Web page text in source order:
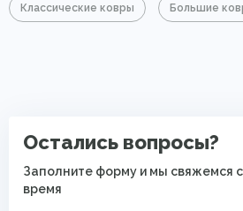
Классические ковры Большие
Остались вопросы?
Заполните форму и мы свяжемся
время